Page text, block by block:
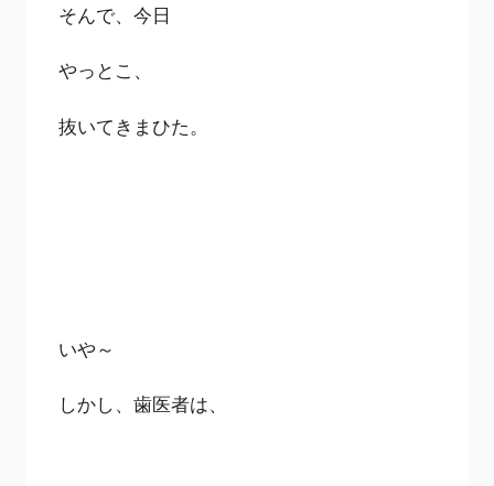
そんで、今日
やっとこ、
抜いてきまひた。
いや～
しかし、歯医者は、